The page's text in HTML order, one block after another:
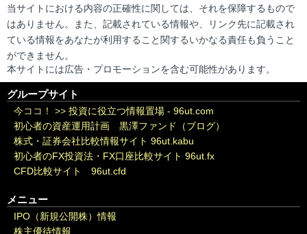
当サイトにおける内容の正確性に関しては、それを保障するもので
はありません。また、記載されている情報や、リンク先に記載され
ている情報をあなたが利用すること関するいかなる責任も負うこと
ができません。
本サイトには広告・プロモーションを含む可能性があります。
グループサイト
今ココ！ >> 投資に役立つ情報置場 - 96ut.com
初心者の資産運用計画 黒澤ファンド（ブログ）
株式・証券会社比較情報サイト 96ut.kabu
初心者のFX投資法・FX口座比較サイト 96ut.fx
CFD比較サイト 96ut.cfd
メニュー
IPO（新規公開株）情報
株主優待情報